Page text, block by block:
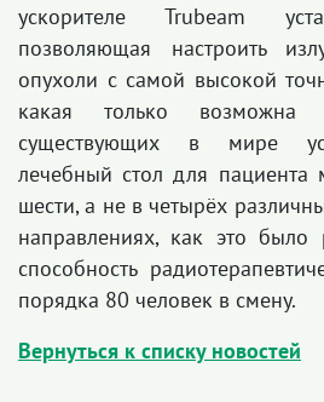
ускорителе
Trubeam
позволяющая настроить
опухоли с самой высокой
какая только возможна
существующих в мире
лечебный стол для пациента
шести, а не в четырёх
направлениях, как это было
способность
порядка 80 человек в смену.
Вернуться к списку новостей